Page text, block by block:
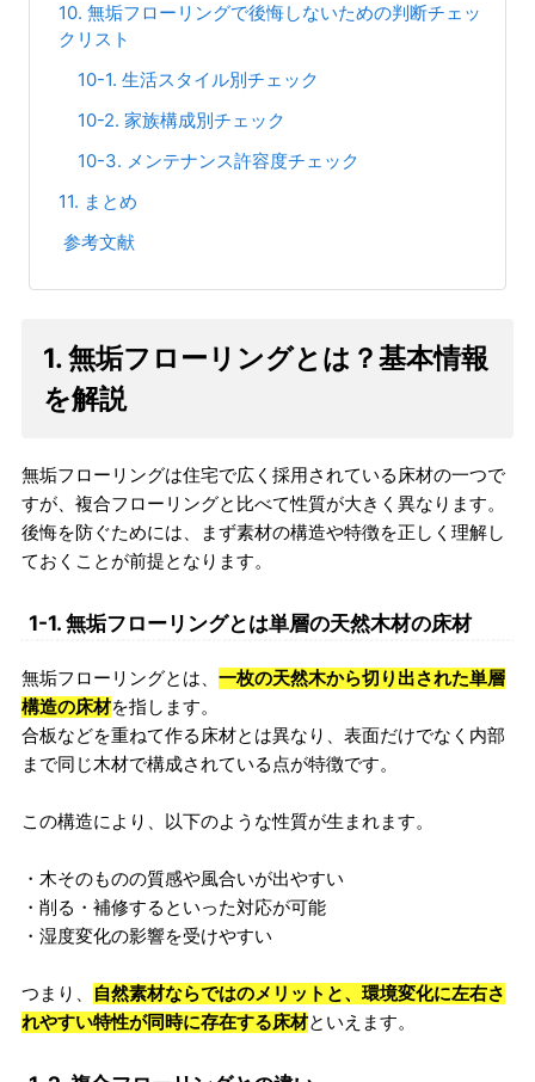
10. 無垢フローリングで後悔しないための判断チェッ
クリスト
10-1. 生活スタイル別チェック
10-2. 家族構成別チェック
10-3. メンテナンス許容度チェック
11. まとめ
参考文献
1. 無垢フローリングとは？基本情報
を解説
無垢フローリングは住宅で広く採用されている床材の一つで
すが、複合フローリングと比べて性質が大きく異なります。
後悔を防ぐためには、まず素材の構造や特徴を正しく理解し
ておくことが前提となります。
1-1. 無垢フローリングとは単層の天然木材の床材
無垢フローリングとは、 一枚の天然木から切り出された単層
構造の床材を指します。
合板などを重ねて作る床材とは異なり、表面だけでなく内部
まで同じ木材で構成されている点が特徴です。
この構造により、以下のような性質が生まれます。
・木そのものの質感や風合いが出やすい
・削る・補修するといった対応が可能
・湿度変化の影響を受けやすい
つまり、
自然素材ならではのメリットと、環境変化に左右さ
れやすい特性が同時に存在する床材といえます。